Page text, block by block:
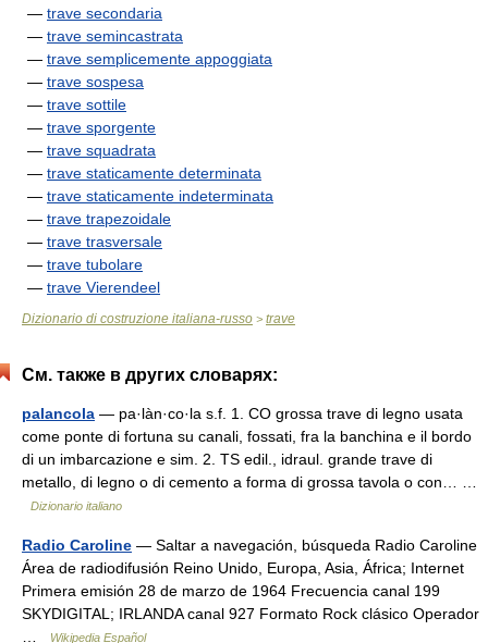
— trave secondaria
— trave semincastrata
— trave semplicemente appoggiata
— trave sospesa
— trave sottile
— trave sporgente
— trave squadrata
— trave staticamente determinata
— trave staticamente indeterminata
— trave trapezoidale
— trave trasversale
— trave tubolare
— trave Vierendeel
Dizionario di costruzione italiana-russo > trave
См. также в других словарях:
palancola — pa·làn·co·la s.f. 1. CO grossa trave di legno usata
come ponte di fortuna su canali, fossati, fra la banchina e il bordo
di un imbarcazione e sim. 2. TS edil., idraul. grande trave di
metallo, di legno o di cemento a forma di grossa tavola o con… …
Dizionario italiano
Radio Caroline — Saltar a navegación, búsqueda Radio Caroline
Área de radiodifusión Reino Unido, Europa, Asia, África; Internet
Primera emisión 28 de marzo de 1964 Frecuencia canal 199
SKYDIGITAL; IRLANDA canal 927 Formato Rock clásico Operador
Wikipedia Español